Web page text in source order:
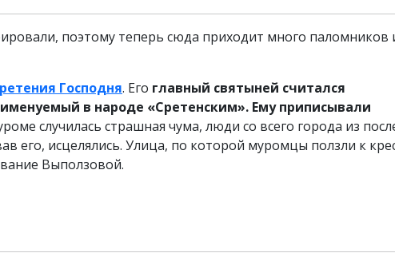
поэтому теперь сюда приходит много паломников
Господня. Его главный святыней считался
в народе «Сретенским». Ему приписывали
случилась страшная чума, люди со всего города из
его, исцелялись. Улица, по которой муромцы ползли к
Выползовой.